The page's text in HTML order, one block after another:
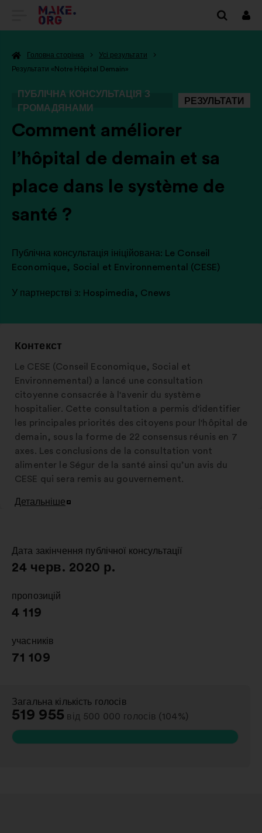
ПЕРЕЙТИ
ГОЛОВНУ
MAKE.ORG
Головна сторінка
Усі результати
Результати «Notre Hôpital Demain»
ПУБЛІЧНА КОНСУЛЬТАЦІЯ З
ГРОМАДЯНАМИ
РЕЗУЛЬТАТИ
-
Comment améliorer
l’hôpital de demain et sa
place dans le système de
santé ?
Публічна консультація ініційована:
Le Conseil
Economique, Social et Environnemental (CESE)
У партнерстві з: Hospimedia, Cnews
Контекст
Le CESE (Conseil Economique, Social et
Environnemental) a lancé une consultation
citoyenne consacrée à l'avenir du système
hospitalier. Cette consultation a permis d'identifier
les principales priorités des citoyens pour l'hôpital de
demain, sous la forme de 22 consensus réunis en 7
axes. Les conclusions de la consultation vont
alimenter le Ségur de la santé ainsi qu’un avis du
CESE qui sera remis au gouvernement.
Детальніше
Відкрити
вкладці
Дата закінчення публічної консультації
:
24 черв. 2020 р.
пропозицій
:
4 119
учасників
:
71 109
Загальна кількість голосів
:
519 955 від 500 000 голосів (104%)